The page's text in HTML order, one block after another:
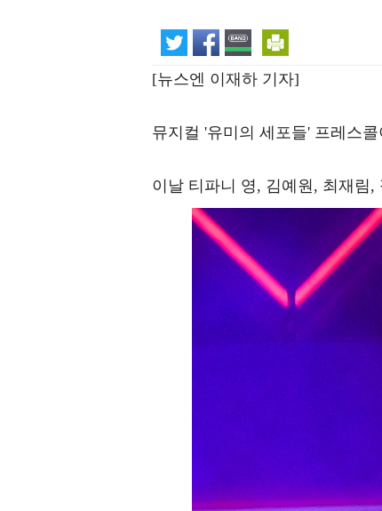
[뉴스엔 이재하 기자]
뮤지컬 '유미의 세포들' 프레스
이날 티파니 영, 김예원, 최재림